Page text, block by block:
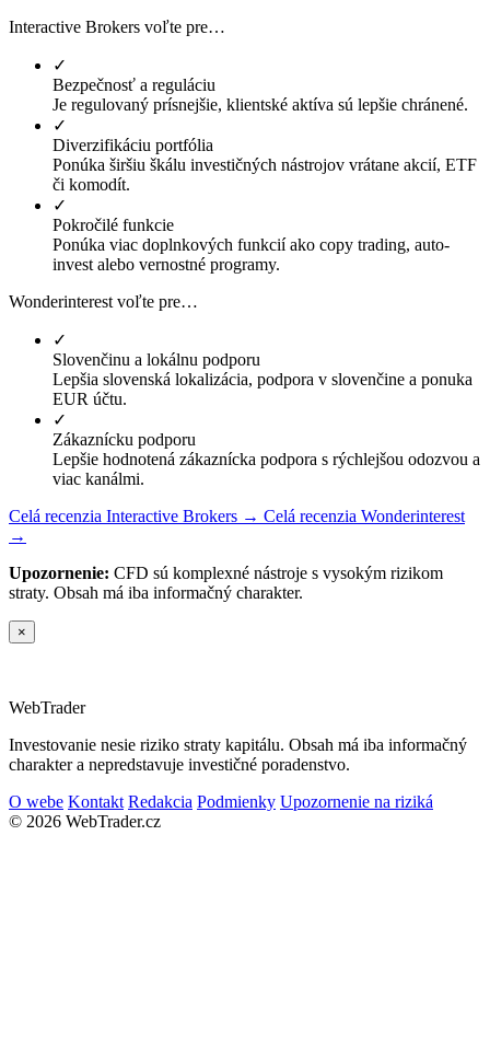
Interactive Brokers voľte pre…
✓
Bezpečnosť a reguláciu
Je regulovaný prísnejšie, klientské aktíva sú lepšie chránené.
✓
Diverzifikáciu portfólia
Ponúka širšiu škálu investičných nástrojov vrátane akcií, ETF
či komodít.
✓
Pokročilé funkcie
Ponúka viac doplnkových funkcií ako copy trading, auto-
invest alebo vernostné programy.
Wonderinterest voľte pre…
✓
Slovenčinu a lokálnu podporu
Lepšia slovenská lokalizácia, podpora v slovenčine a ponuka
EUR účtu.
✓
Zákaznícku podporu
Lepšie hodnotená zákaznícka podpora s rýchlejšou odozvou a
viac kanálmi.
Celá recenzia Interactive Brokers → Celá recenzia Wonderinterest
→
Upozornenie: CFD sú komplexné nástroje s vysokým rizikom
straty. Obsah má iba informačný charakter.
×
WebTrader
Investovanie nesie riziko straty kapitálu. Obsah má iba informačný
charakter a nepredstavuje investičné poradenstvo.
O webe Kontakt Redakcia Podmienky Upozornenie na riziká
© 2026 WebTrader.cz